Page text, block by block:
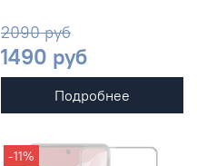
2090 руб
1490 руб
Подробнее
-11%